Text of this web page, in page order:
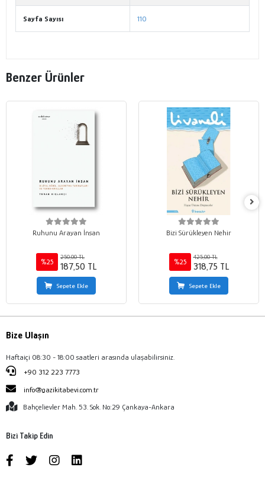
Sayfa Sayısı 110
Benzer Ürünler
Ruhunu Arayan İnsan
%25
250,00 TL
187,50 TL
Sepete Ekle
Bizi Sürükleyen Nehir
%25
425,00 TL
318,75 TL
Sepete Ekle
Bize Ulaşın
Haftaiçi 08:30 - 18:00 saatleri arasında ulaşabilirsiniz.
+90 312 223 7773
info@gazikitabevi.com.tr
Bahçelievler Mah. 53. Sok. No:29 Çankaya-Ankara
Bizi Takip Edin